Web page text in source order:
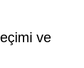
ve